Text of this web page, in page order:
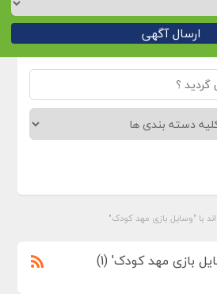
ارسال آگهی
با "وسایل بازی مهد کودک"
بازی مهد کودک' (1)